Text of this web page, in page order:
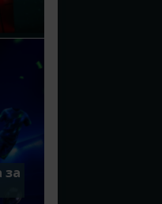
за